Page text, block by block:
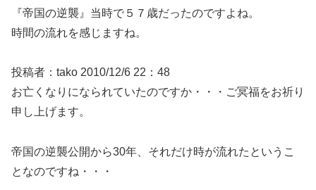
『帝国の逆襲』当時で５７歳だったのですよね。
時間の流れを感じますね。
投稿者：tako 2010/12/6 22：48
お亡くなりになられていたのですか・・・ご冥福をお祈り
申し上げます。
帝国の逆襲公開から30年、それだけ時が流れたというこ
となのですね・・・